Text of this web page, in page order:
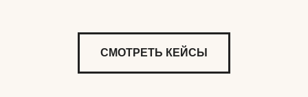
СМОТРЕТЬ КЕЙСЫ